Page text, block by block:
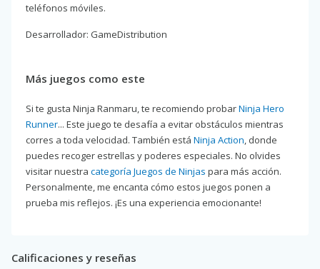
teléfonos móviles.
Desarrollador: GameDistribution
Más juegos como este
Si te gusta Ninja Ranmaru, te recomiendo probarNinja Hero
Runner... Este juego te desafía a evitar obstáculos mientras
corres a toda velocidad. También está Ninja Action, donde
puedes recoger estrellas y poderes especiales. No olvides
visitar nuestra categoría Juegos de Ninjas para más acción.
Personalmente, me encanta cómo estos juegos ponen a
prueba mis reflejos. ¡Es una experiencia emocionante!
Calificaciones y reseñas